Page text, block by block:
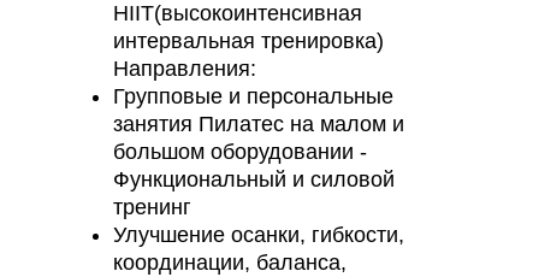
HIIT(высокоинтенсивная
интервальная тренировка)
Направления:
Групповые и персональные
занятия Пилатес на малом и
большом оборудовании -
Функциональный и силовой
тренинг
Улучшение осанки, гибкости,
координации, баланса,